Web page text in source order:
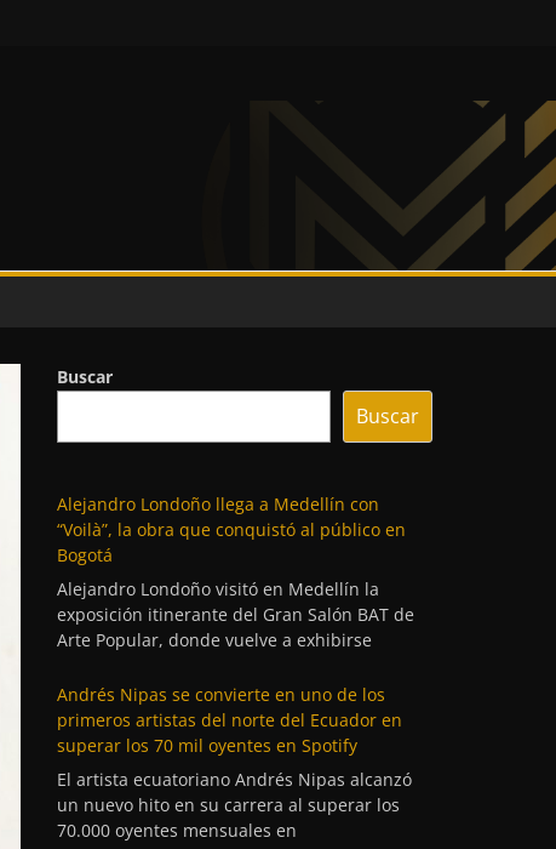
Buscar
Buscar
Alejandro Londoño llega a Medellín con
“Voilà”, la obra que conquistó al público en
Bogotá
Alejandro Londoño visitó en Medellín la
exposición itinerante del Gran Salón BAT de
Arte Popular, donde vuelve a exhibirse
Andrés Nipas se convierte en uno de los
primeros artistas del norte del Ecuador en
superar los 70 mil oyentes en Spotify
El artista ecuatoriano Andrés Nipas alcanzó
un nuevo hito en su carrera al superar los
70.000 oyentes mensuales en